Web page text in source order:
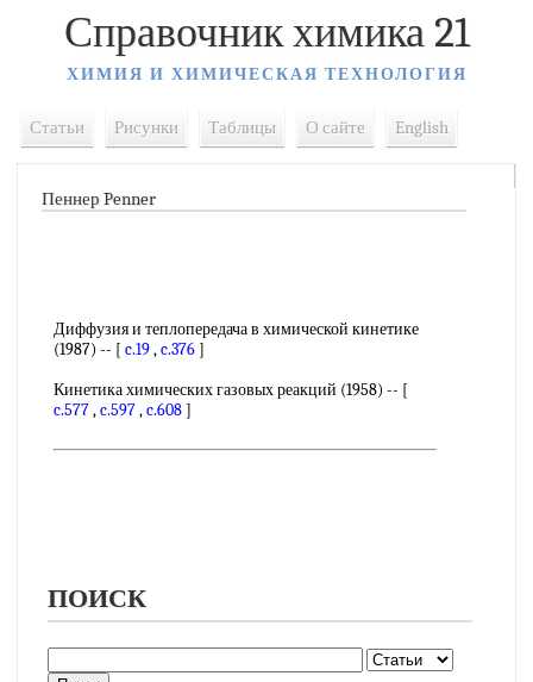
Справочник химика 21
ХИМИЯ И ХИМИЧЕСКАЯ ТЕХНОЛОГИЯ
Статьи Рисунки Таблицы О сайте English
Пеннер Penner
Диффузия и теплопередача в химической кинетике
(1987) -- [ c.19,c.376]
Кинетика химических газовых реакций (1958) -- [
c.577,c.597,c.608]
ПОИСК